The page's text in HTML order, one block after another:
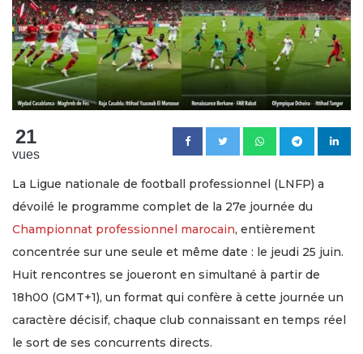
21
vues
La Ligue nationale de football professionnel (LNFP) a
dévoilé le programme complet de la 27e journée du
Championnat professionnel marocain, entièrement
concentrée sur une seule et même date : le jeudi 25 juin.
Huit rencontres se joueront en simultané à partir de
18h00 (GMT+1), un format qui confère à cette journée un
caractère décisif, chaque club connaissant en temps réel
le sort de ses concurrents directs.